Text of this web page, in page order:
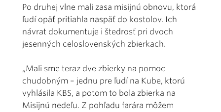
Po druhej vlne mali zasa misijnú obnovu, ktorá
ľudí opäť pritiahla naspäť do kostolov. Ich
návrat dokumentuje i štedrosť pri dvoch
jesenných celoslovenských zbierkach.
„Mali sme teraz dve zbierky na pomoc
chudobným – jednu pre ľudí na Kube, ktorú
vyhlásila KBS, a potom to bola zbierka na
Misijnú nedeľu. Z pohľadu farára môžem